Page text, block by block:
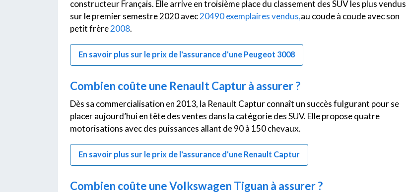
constructeur Français. Elle arrive en troisième place du classement des SUV les plus vendus
sur le premier semestre 2020 avec20490 exemplaires vendus,au coude à coude avec son
petit frère2008.
En savoir plus sur le prix de l'assurance d'une Peugeot 3008
Combien coûte une Renault Captur à assurer ?
Dès sa commercialisation en 2013, la Renault Captur connaît un succès fulgurant pour se
placer aujourd’hui en tête des ventes dans la catégorie des SUV. Elle propose quatre
motorisations avec des puissances allant de 90 à 150 chevaux.
En savoir plus sur le prix de l'assurance d'une Renault Captur
Combien coûte une Volkswagen Tiguan à assurer ?